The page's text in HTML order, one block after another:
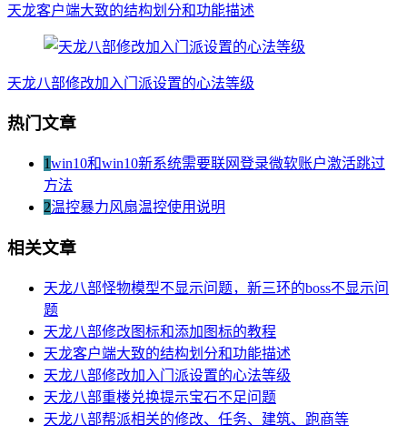
天龙客户端大致的结构划分和功能描述
天龙八部修改加入门派设置的心法等级
热门文章
1win10和win10新系统需要联网登录微软账户激活跳过
方法
2温控暴力风扇温控使用说明
相关文章
天龙八部怪物模型不显示问题，新三环的boss不显示问
题
天龙八部修改图标和添加图标的教程
天龙客户端大致的结构划分和功能描述
天龙八部修改加入门派设置的心法等级
天龙八部重楼兑换提示宝石不足问题
天龙八部帮派相关的修改、任务、建筑、跑商等